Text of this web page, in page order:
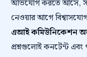
অভিযোগ করতে আসে,
নেওয়ার আগে
এআই কমিউনিকেশন
প্রশ্নগুলোই কনটেন্ট